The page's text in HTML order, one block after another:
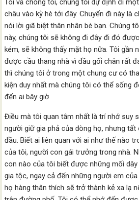
Tôi và chồng tôi, chúng tôi dự định đi
châu vào kỳ hè tới đây. Chuyến đi này là
nói lời giã biệt thân nhân bè bạn. Chúng
này, chúng tôi sẽ không đi đây đi đó
kém, sẽ không thấy mặt họ nữa. Tôi gần
được cầu thang nhà vì đầu gối chân rất
thì chúng tôi ở trong một chung cư có
kiện duy nhất mà chúng tôi có thể sống
đến ai bây giờ.
Điều mà tôi quan tâm nhất là trí nhớ suy
người giữ gia phả của dòng họ, nhưng
đầu. Biết ai liên quan với ai như thế nào
của tôi, người con gái trưởng trong nhà.
con nào của tôi biết được những mối dây
gia tộc, ngay cả đến những người em
họ hàng thân thích sẽ trở thành kẻ xa lạ